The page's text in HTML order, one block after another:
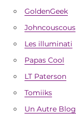
GoldenGeek
Johncouscous
Les illuminati
Papas Cool
LT Paterson
Tomiiks
Un Autre Blog